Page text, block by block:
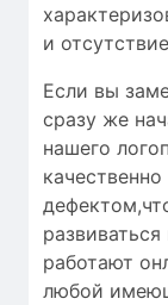
и
Если вы
сразу же
нашего
работают
любой